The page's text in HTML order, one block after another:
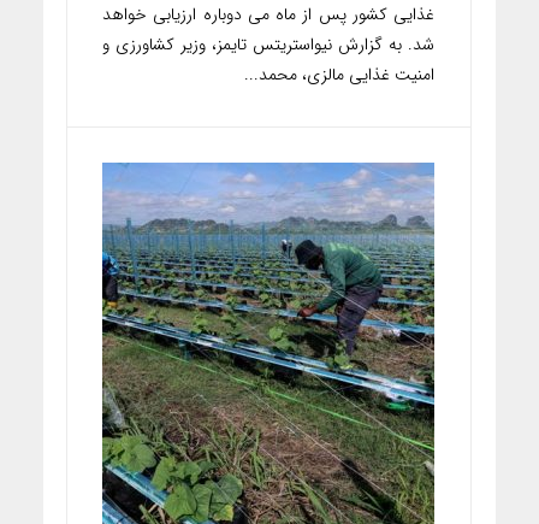
غذایی کشور پس از ماه می دوباره ارزیابی خواهد
شد. به گزارش نیواستریتس تایمز، وزیر کشاورزی و
امنیت غذایی مالزی، محمد...